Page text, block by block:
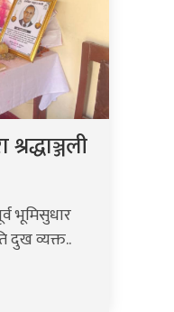
श्रद्धाञ्जली
भूमिसुधार
दुख व्यक्त..